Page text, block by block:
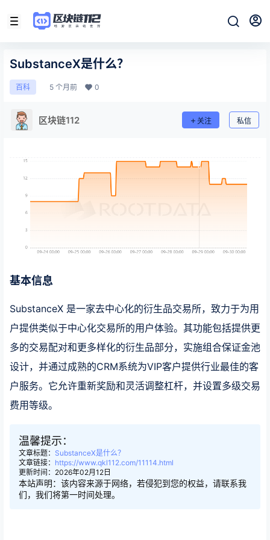
SubstanceX是什么？
百科 5 个月前 0
区块链112 关注 私信
基本信息
SubstanceX 是一家去中心化的衍生品交易所，致力于为用
户提供类似于中心化交易所的用户体验。其功能包括提供更
多的交易配对和更多样化的衍生品部分，实施组合保证金池
设计，并通过成熟的CRM系统为VIP客户提供行业最佳的客
户服务。它允许重新奖励和灵活调整杠杆，并设置多级交易
费用等级。
温馨提示：
文章标题： SubstanceX是什么？
文章链接： https://www.qkl112.com/11114.html
更新时间：2026年02月12日
本站声明：该内容来源于网络，若侵犯到您的权益，请联系我
们，我们将第一时间处理。